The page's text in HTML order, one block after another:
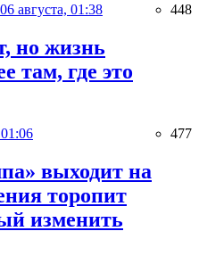
06 августа, 01:38 448
но жизнь
там, где это
477
выходит на
торопит
изменить